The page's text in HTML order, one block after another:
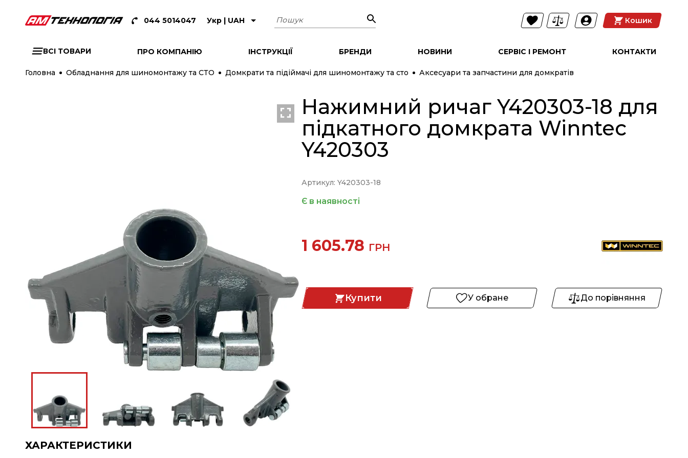
044 5014047 Укр | UAH Пошук Кошик
ВСІ ТОВАРИ ПРО КОМПАНІЮ ІНСТРУКЦІЇ БРЕНДИ НОВИНИ СЕРВІС І РЕМОНТ КОНТАКТИ
Головна Обладнання для шиномонтажу та СТО Домкрати та підіймачі для шиномонтажу та сто Аксесуари та запчастини для домкратів
Нажимний ричаг Y420303-18 для
підкатного домкрата Winntec
Y420303
Артикул: Y420303-18
Є в наявності
1 605.78 ГРН
Купити У обране До порівняння
ХАРАКТЕРИСТИКИ